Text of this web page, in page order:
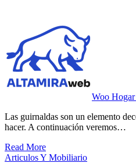
Woo Hogar
Las guirnaldas son un elemento decorativo muy atractivo y fácil de
hacer. A continuación veremos…
Read More
Articulos Y Mobiliario